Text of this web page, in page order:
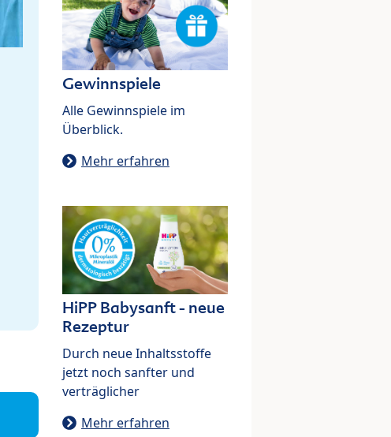
Gewinnspiele
Alle Gewinnspiele im
Überblick.
Mehr erfahren
HiPP Babysanft - neue
Rezeptur
Durch neue Inhaltsstoffe
jetzt noch sanfter und
verträglicher
Mehr erfahren